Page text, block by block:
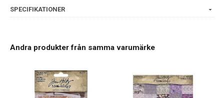
SPECIFIKATIONER
Andra produkter från samma varumärke